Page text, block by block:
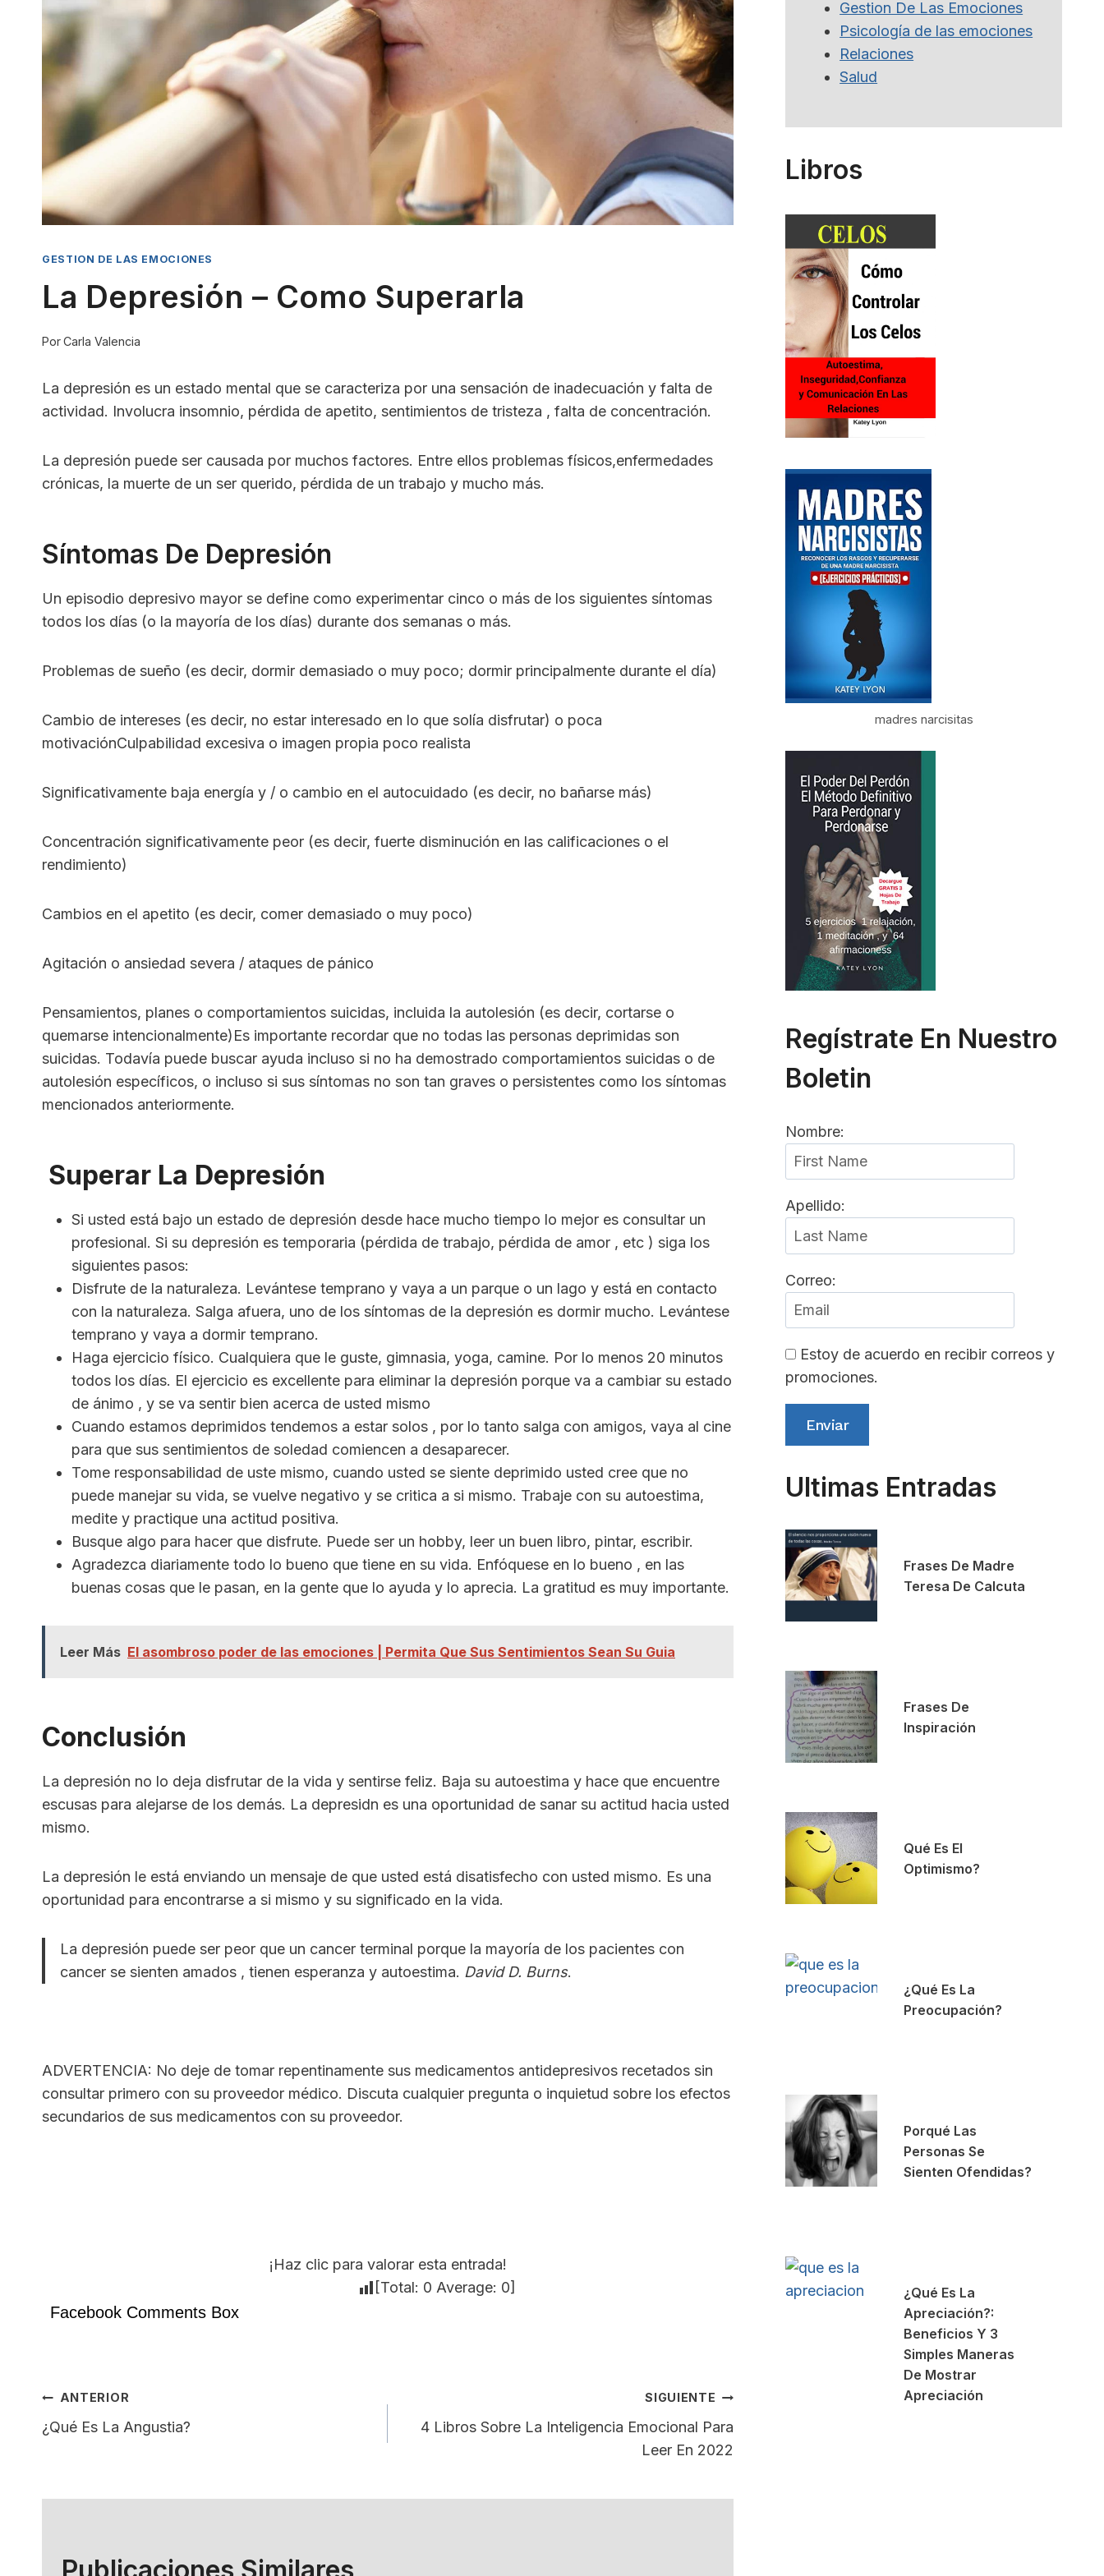
GESTION DE LAS EMOCIONES
La Depresión – Como Superarla
PorCarla Valencia
La depresión es un estado mental que se caracteriza por una sensación de inadecuación y falta de
actividad. Involucra insomnio, pérdida de apetito, sentimientos de tristeza , falta de concentración.
La depresión puede ser causada por muchos factores. Entre ellos problemas físicos,enfermedades
crónicas, la muerte de un ser querido, pérdida de un trabajo y mucho más.
Síntomas De Depresión
Un episodio depresivo mayor se define como experimentar cinco o más de los siguientes síntomas
todos los días (o la mayoría de los días) durante dos semanas o más.
Problemas de sueño (es decir, dormir demasiado o muy poco; dormir principalmente durante el día)
Cambio de intereses (es decir, no estar interesado en lo que solía disfrutar) o poca
motivaciónCulpabilidad excesiva o imagen propia poco realista
Significativamente baja energía y / o cambio en el autocuidado (es decir, no bañarse más)
Concentración significativamente peor (es decir, fuerte disminución en las calificaciones o el
rendimiento)
Cambios en el apetito (es decir, comer demasiado o muy poco)
Agitación o ansiedad severa / ataques de pánico
Pensamientos, planes o comportamientos suicidas, incluida la autolesión (es decir, cortarse o
quemarse intencionalmente)Es importante recordar que no todas las personas deprimidas son
suicidas. Todavía puede buscar ayuda incluso si no ha demostrado comportamientos suicidas o de
autolesión específicos, o incluso si sus síntomas no son tan graves o persistentes como los síntomas
mencionados anteriormente.
Superar La Depresión
Si usted está bajo un estado de depresión desde hace mucho tiempo lo mejor es consultar un
profesional. Si su depresión es temporaria (pérdida de trabajo, pérdida de amor , etc ) siga los
siguientes pasos:
Disfrute de la naturaleza. Levántese temprano y vaya a un parque o un lago y está en contacto
con la naturaleza. Salga afuera, uno de los síntomas de la depresión es dormir mucho. Levántese
temprano y vaya a dormir temprano.
Haga ejercicio físico. Cualquiera que le guste, gimnasia, yoga, camine. Por lo menos 20 minutos
todos los días. El ejercicio es excellente para eliminar la depresión porque va a cambiar su estado
de ánimo , y se va sentir bien acerca de usted mismo
Cuando estamos deprimidos tendemos a estar solos , por lo tanto salga con amigos, vaya al cine
para que sus sentimientos de soledad comiencen a desaparecer.
Tome responsabilidad de uste mismo, cuando usted se siente deprimido usted cree que no
puede manejar su vida, se vuelve negativo y se critica a si mismo. Trabaje con su autoestima,
medite y practique una actitud positiva.
Busque algo para hacer que disfrute. Puede ser un hobby, leer un buen libro, pintar, escribir.
Agradezca diariamente todo lo bueno que tiene en su vida. Enfóquese en lo bueno , en las
buenas cosas que le pasan, en la gente que lo ayuda y lo aprecia. La gratitud es muy importante.
Leer Más El asombroso poder de las emociones | Permita Que Sus Sentimientos Sean Su Guia
Conclusión
La depresión no lo deja disfrutar de la vida y sentirse feliz. Baja su autoestima y hace que encuentre
escusas para alejarse de los demás. La depresidn es una oportunidad de sanar su actitud hacia usted
mismo.
La depresión le está enviando un mensaje de que usted está disatisfecho con usted mismo. Es una
oportunidad para encontrarse a si mismo y su significado en la vida.
La depresión puede ser peor que un cancer terminal porque la mayoría de los pacientes con
cancer se sienten amados , tienen esperanza y autoestima. David D. Burns.
ADVERTENCIA: No deje de tomar repentinamente sus medicamentos antidepresivos recetados sin
consultar primero con su proveedor médico. Discuta cualquier pregunta o inquietud sobre los efectos
secundarios de sus medicamentos con su proveedor.
¡Haz clic para valorar esta entrada!
[Total: 0 Average: 0]
Facebook Comments Box
Navegación
De
ANTERIOR
¿Qué Es La Angustia?
SIGUIENTE
4 Libros Sobre La Inteligencia Emocional Para
Leer En 2022
Gestion De Las Emociones
Psicología de las emociones
Relaciones
Salud
Libros
madres narcisitas
Regístrate En Nuestro
Boletin
Nombre:
Apellido:
Correo:
Estoy de acuerdo en recibir correos y
promociones.
Enviar
Ultimas Entradas
Frases De Madre
Teresa De Calcuta
Frases De
Inspiración
Qué Es El
Optimismo?
¿Qué Es La
Preocupación?
Porqué Las
Personas Se
Sienten Ofendidas?
¿Qué Es La
Apreciación?:
Beneficios Y 3
Simples Maneras
De Mostrar
Apreciación